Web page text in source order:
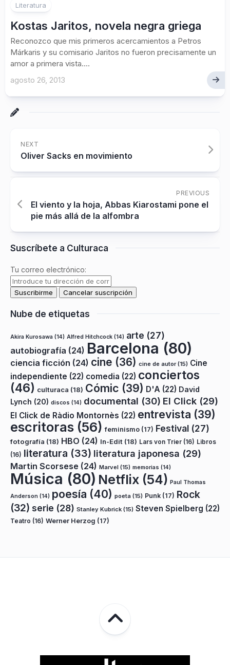
Literatura
Kostas Jaritos, novela negra griega
Reconozco que mis primeros acercamientos a Petros
Márkaris y su comisario Jaritos no fueron precisamente un
amor a primera vista....
agosto 26, 2013
NEXT
Oliver Sacks en movimiento
PREVIOUS
El viento y la hoja, Abbas Kiarostami pone el
pie más allá de la alfombra
Suscríbete a Culturaca
Tu correo electrónico:
Nube de etiquetas
Akira Kurosawa (14) Alfred Hitchcock (14) arte (27)
autobiografía (24) Barcelona (80)
ciencia ficción (24) cine (36) cine de autor(15) Cine
independiente (22) comedia (22) conciertos
(46) culturaca (18) Cómic (39) D'A (22) David
Lynch (20) discos (14) documental (30) El Click (29)
El Click de Ràdio Montornès (22) entrevista (39)
escritoras (56) feminismo (17) Festival (27)
fotografía (18) HBO (24) In-Edit (18) Lars von Trier (16) Libros
(16) literatura (33) literatura japonesa (29)
Martin Scorsese (24) Marvel (15) memorias (14)
Música (80) Netflix (54) Paul Thomas
Anderson (14) poesía (40) poeta (15) Punk (17) Rock
(32) serie (28) Stanley Kubrick (15) Steven Spielberg (22)
Teatro (16) Werner Herzog (17)